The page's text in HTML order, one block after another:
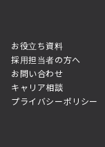
お役立ち資料
採用担当者の方へ
お問い合わせ
キャリア相談
プライバシーポリシー